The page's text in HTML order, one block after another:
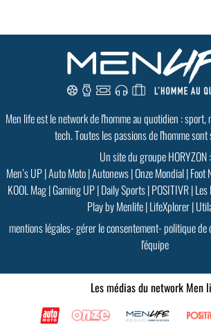
GoodMood #15
Men life est le network de l'homme au quotidien :
tech. Toutes les passions de l'homme
Un site du groupe HORYZON :
Men’s UP|Auto Moto|Autonews|Onze Mondial|Foot
KOOL Mag|Gaming UP|Daily Sports|POSITIVR|
Play by Menlife|LifeXplorer|
mentions légales-gérer le consentement-politique de
l'équipe
Les médias du network Men